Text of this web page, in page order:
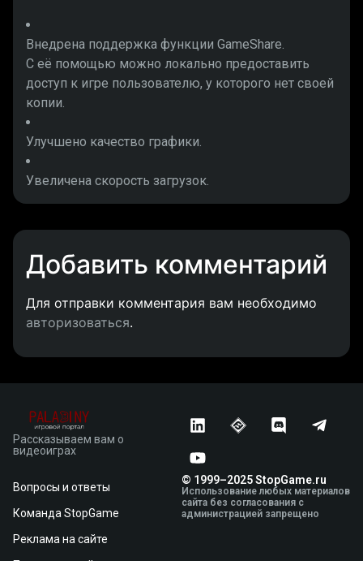
Внедрена поддержка функции GameShare.
С её помощью можно локально предоставить
доступ к игре пользователю, у которого нет своей
копии.
Улучшено качество графики.
Увеличена скорость загрузок.
Добавить комментарий
Для отправки комментария вам необходимо
авторизоваться.
Рассказываем вам о
видеоиграх
Вопросы и ответы
Команда StopGame
Реклама на сайте
© 1999–2025 StopGame.ru
Использование любых материалов
сайта без согласования с
администрацией запрещено